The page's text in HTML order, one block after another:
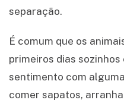
separação.
É comum que os
primeiros dias
sentimento com
comer sapatos,